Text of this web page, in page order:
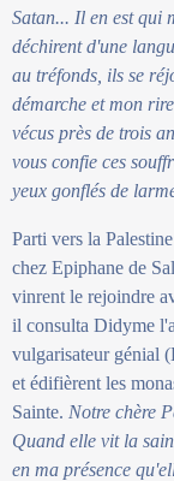
Satan... Il en est qui
déchirent d'une
au tréfonds, ils se
démarche et mon
vécus près de trois
vous confie ces
yeux gonflés de
Parti vers la
chez Epiphane de
vinrent le rejoindre
il consulta Didyme
vulgarisateur génial
et édifièrent les
Sainte. Notre chère
Quand elle vit la
en ma présence